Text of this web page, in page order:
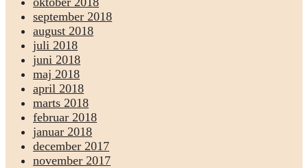
september 2018
august 2018
juli 2018
juni 2018
maj 2018
april 2018
marts 2018
februar 2018
januar 2018
december 2017
november 2017